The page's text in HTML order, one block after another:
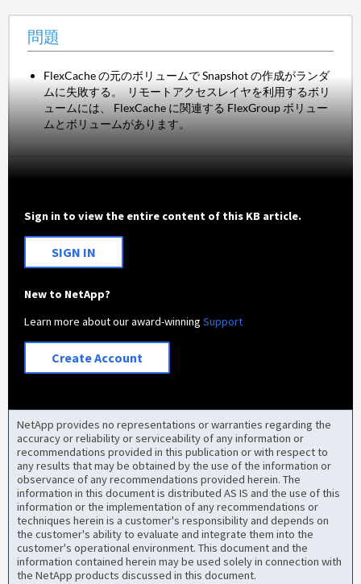
問題
FlexCache の元のボリュームで Snapshot の作成がランダ
ムに失敗する。 リモートアクセスレイヤを利用するボリ
ュームには、 FlexCache に関連する FlexGroup ボリュー
ムとボリュームがあります。
Sign in to view the entire content of this KB article.
SIGN IN
New to NetApp?
Learn more about our award-winningSupport
Create Account
NetApp provides no representations or warranties regarding the
accuracy or reliability or serviceability of any information or
recommendations provided in this publication or with respect to
any results that may be obtained by the use of the information or
observance of any recommendations provided herein. The
information in this document is distributed AS IS and the use of this
information or the implementation of any recommendations or
techniques herein is a customer's responsibility and depends on
the customer's ability to evaluate and integrate them into the
customer's operational environment. This document and the
information contained herein may be used solely in connection with
the NetApp products discussed in this document.